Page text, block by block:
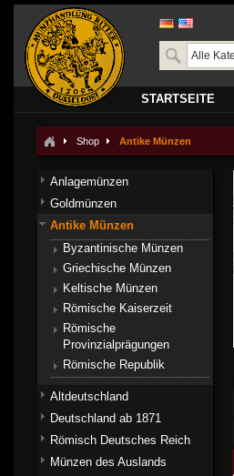
STARTSEITE
Shop Antike Münzen
Anlagemünzen
Goldmünzen
Antike Münzen
Byzantinische Münzen
Griechische Münzen
Keltische Münzen
Römische Kaiserzeit
Römische
Provinzialprägungen
Römische Republik
Altdeutschland
Deutschland ab 1871
Römisch Deutsches Reich
Münzen des Auslands